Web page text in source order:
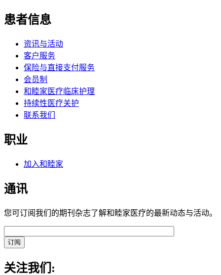
患者信息
资讯与活动
客户服务
保险与直接支付服务
会员制
和睦家医疗临床护理
持续性医疗关护
联系我们
职业
加入和睦家
通讯
您可订阅我们的期刊杂志了解和睦家医疗的最新动态与活动。
关注我们: